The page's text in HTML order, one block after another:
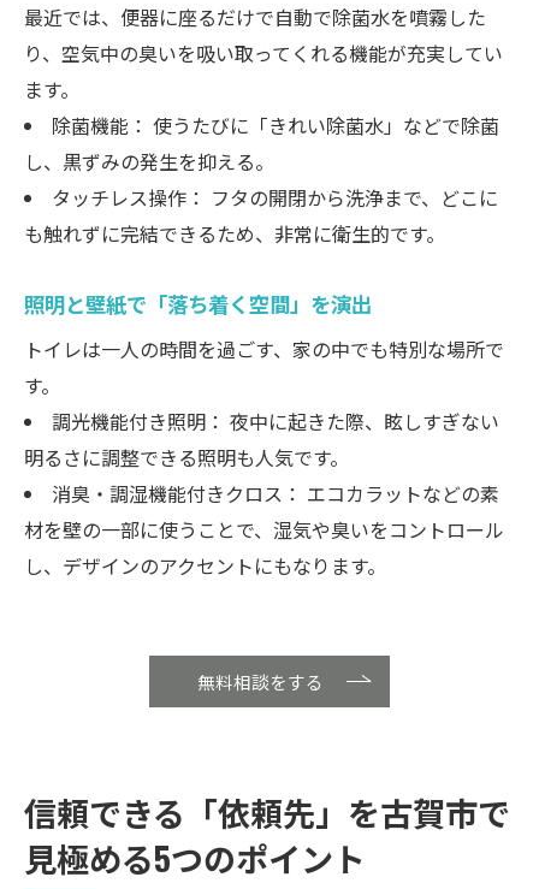
最近では、便器に座るだけで自動で除菌水を噴霧した
り、空気中の臭いを吸い取ってくれる機能が充実してい
ます。
除菌機能： 使うたびに「きれい除菌水」などで除菌
し、黒ずみの発生を抑える。
タッチレス操作： フタの開閉から洗浄まで、どこに
も触れずに完結できるため、非常に衛生的です。
照明と壁紙で「落ち着く空間」を演出
トイレは一人の時間を過ごす、家の中でも特別な場所で
す。
調光機能付き照明： 夜中に起きた際、眩しすぎない
明るさに調整できる照明も人気です。
消臭・調湿機能付きクロス： エコカラットなどの素
材を壁の一部に使うことで、湿気や臭いをコントロール
し、デザインのアクセントにもなります。
無料相談をする
信頼できる「依頼先」を古賀市で
見極める5つのポイント